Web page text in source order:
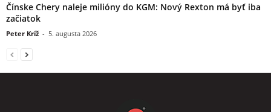
Čínske Chery naleje milióny do KGM: Nový Rexton má byť iba
začiatok
Peter Kríž - 5. augusta 2026